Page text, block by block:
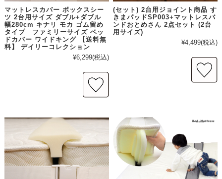
マットレスカバー ボックスシー
ツ 2台用サイズ ダブル+ダブル
幅280cm キナリ モカ ゴム留め
タイプ ファミリーサイズ ベッ
ドカバー ワイドキング 【送料無
料】 デイリーコレクション
¥6,299(税込)
(セット) 2台用ジョイント商品 す
きまパッドSP003+マットレスバ
ンドおとめさん 2点セット (2台
用サイズ)
¥4,499(税込)